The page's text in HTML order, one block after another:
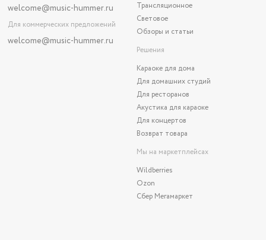
welcome@music-hummer.ru
Для коммерческих предложений
welcome@music-hummer.ru
Трансляционное
Световое
Обзоры и статьи
Решения
Караоке для дома
Для домашних студий
Для ресторанов
Акустика для караоке
Для концертов
Возврат товара
Мы на маркетплейсах
Wildberries
Ozon
Сбер Мегамаркет